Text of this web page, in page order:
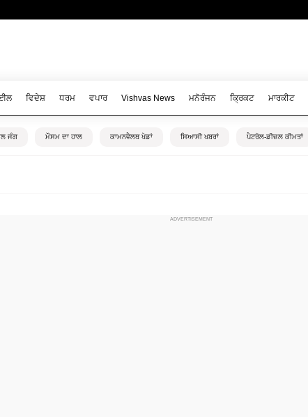
ਵਿਦੇਸ਼ ਧਰਮ ਵਪਾਰ Vishvas News ਮਨੋਰੰਜਨ ਕ੍ਰਿਕਟ ਮਾਰਕੀਟ
ਜੰਗ ਮੌਸਮ ਦਾ ਹਾਲ ਕਾਮਨਵੈਲਥ ਖੇਡਾਂ ਸਿਆਸੀ ਖਬਰਾਂ ਪੈਟਰੋਲ-ਡੀਜ਼ਲ ਕੀਮਤਾਂ